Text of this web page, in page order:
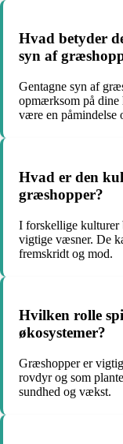
Hvad betyder
syn af
Gentagne syn af
opmærksom på dine
være en påmindelse
Hvad er den
græshopper?
I forskellige kulturer
vigtige væsner. De
fremskridt og mod.
Hvilken rolle
økosystemer?
Græshopper er
rovdyr og som
sundhed og vækst.